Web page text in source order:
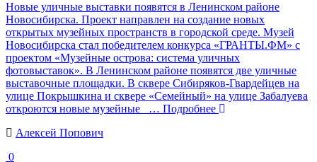
Новые уличные выставки появятся в Ленинском районе
Новосибирска. Проект направлен на создание новых
открытых музейных пространств в городской среде. Музей
Новосибирска стал победителем конкурса «ГРАНТЫ.ФМ» с
проектом «Музейные острова: система уличных
фотовыставок». В Ленинском районе появятся две уличные
выставочные площадки. В сквере Сибиряков-Гвардейцев на
улице Покрышкина и сквере «Семейный» на улице Забалуева
откроются новые музейные
… Подробнее
Алексей Попович
0